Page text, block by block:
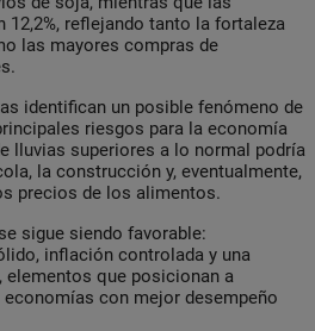
reflejando tanto la fortaleza
las mayores compras de
identifican un posible fenómeno de
riesgos para la economía
lluvias superiores a lo normal podría
la construcción y, eventualmente,
precios de los alimentos.
sigue siendo favorable:
inflación controlada y una
que posicionan a
economías con mejor desempeño